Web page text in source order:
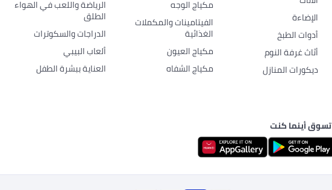
الإضاءة
أدوات الطبخ
أثاث غرفة النوم
ديكورات المنازل
مكياج الوجه
الفيتامينات والمكملات
الغذائية
مكياج العيون
مكياج الشفاه
الرياضة واللعب في الهواء
الطلق
الدراجات والسكوترات
ألعاب البيبي
العناية ببشرة الطفل
تسوق أينما كنت